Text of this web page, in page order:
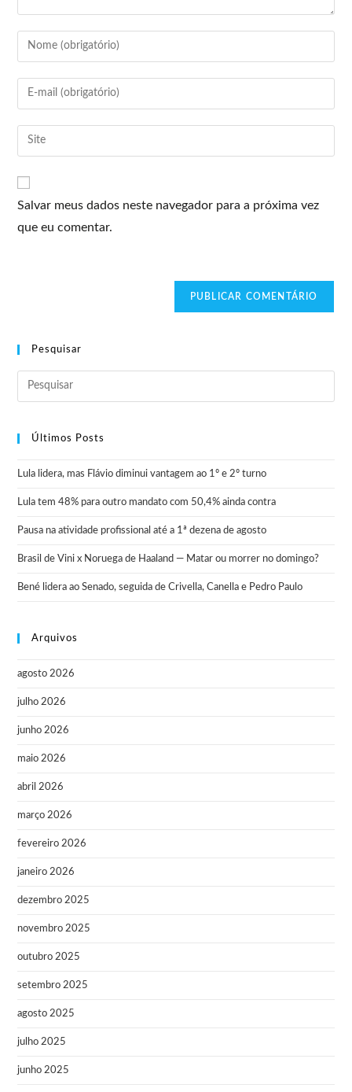
Salvar meus dados neste navegador para a próxima vez
que eu comentar.
Pesquisar
Últimos Posts
Lula lidera, mas Flávio diminui vantagem ao 1º e 2º turno
Lula tem 48% para outro mandato com 50,4% ainda contra
Pausa na atividade profissional até a 1ª dezena de agosto
Brasil de Vini x Noruega de Haaland — Matar ou morrer no domingo?
Bené lidera ao Senado, seguida de Crivella, Canella e Pedro Paulo
Arquivos
agosto 2026
julho 2026
junho 2026
maio 2026
abril 2026
março 2026
fevereiro 2026
janeiro 2026
dezembro 2025
novembro 2025
outubro 2025
setembro 2025
agosto 2025
julho 2025
junho 2025